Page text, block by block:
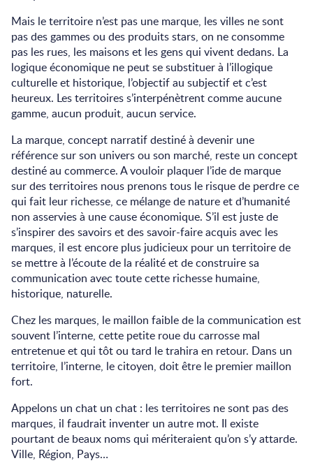
Mais le territoire n’est pas une marque, les villes ne sont
pas des gammes ou des produits stars, on ne consomme
pas les rues, les maisons et les gens qui vivent dedans. La
logique économique ne peut se substituer à l’illogique
culturelle et historique, l’objectif au subjectif et c’est
heureux. Les territoires s’interpénètrent comme aucune
gamme, aucun produit, aucun service.
La marque, concept narratif destiné à devenir une
référence sur son univers ou son marché, reste un concept
destiné au commerce. A vouloir plaquer l’ide de marque
sur des territoires nous prenons tous le risque de perdre ce
qui fait leur richesse, ce mélange de nature et d’humanité
non asservies à une cause économique. S’il est juste de
s’inspirer des savoirs et des savoir-faire acquis avec les
marques, il est encore plus judicieux pour un territoire de
se mettre à l’écoute de la réalité et de construire sa
communication avec toute cette richesse humaine,
historique, naturelle.
Chez les marques, le maillon faible de la communication est
souvent l’interne, cette petite roue du carrosse mal
entretenue et qui tôt ou tard le trahira en retour. Dans un
territoire, l’interne, le citoyen, doit être le premier maillon
fort.
Appelons un chat un chat : les territoires ne sont pas des
marques, il faudrait inventer un autre mot. Il existe
pourtant de beaux noms qui mériteraient qu’on s’y attarde.
Ville, Région, Pays…